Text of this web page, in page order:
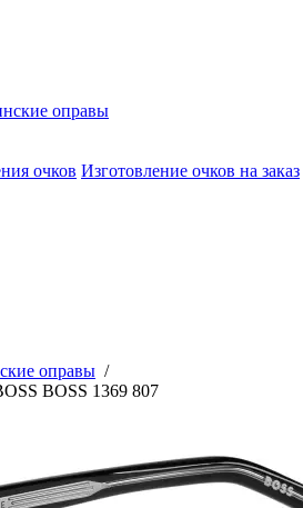
оправы
очков Изготовление очков на заказ
оправы /
BOSS 1369 807